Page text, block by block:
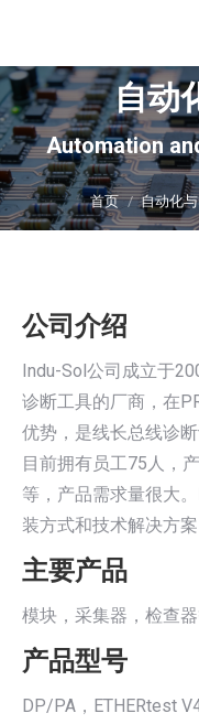
自动
Automation
首页 自动化
公司介绍
Indu-Sol公司成立于
诊断工具的厂商，在
优势，是线长总线诊
目前拥有员工75人，
等，产品需求量很大
装方式和技术解决方
主要产品
模块，采集器，检查
产品型号
DP/PA，ETHERtest